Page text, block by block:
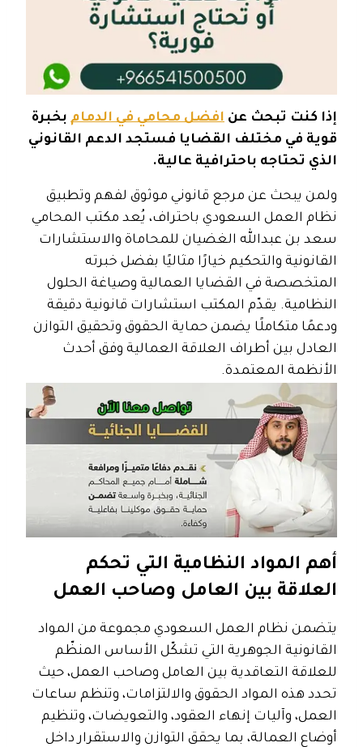
إذا كنت تبحث عن افضل محامي في الدمام بخبرة
قوية في مختلف القضايا فستجد الدعم القانوني
الذي تحتاجه باحترافية عالية.
ولمن يبحث عن مرجع قانوني موثوق لفهم وتطبيق
نظام العمل السعودي باحتراف، يُعد مكتب المحامي
سعد بن عبدالله الغضيان للمحاماة والاستشارات
القانونية والتحكيم خيارًا مثاليًا بفضل خبرته
المتخصصة في القضايا العمالية وصياغة الحلول
النظامية. يقدّم المكتب استشارات قانونية دقيقة
ودعمًا متكاملًا يضمن حماية الحقوق وتحقيق التوازن
العادل بين أطراف العلاقة العمالية وفق أحدث
الأنظمة المعتمدة.
أهم المواد النظامية التي تحكم
العلاقة بين العامل وصاحب العمل
يتضمن نظام العمل السعودي مجموعة من المواد
القانونية الجوهرية التي تشكّل الأساس المنظّم
للعلاقة التعاقدية بين العامل وصاحب العمل، حيث
تحدد هذه المواد الحقوق والالتزامات، وتنظم ساعات
العمل، وآليات إنهاء العقود، والتعويضات، وتنظيم
أوضاع العمالة، بما يحقق التوازن والاستقرار داخل